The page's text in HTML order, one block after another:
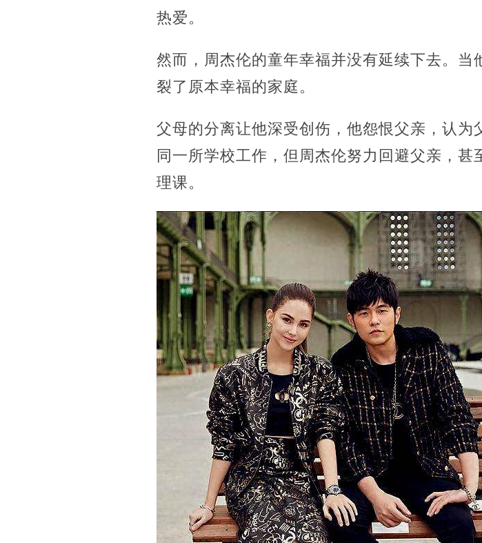
热爱。
然而，周杰伦的童年幸福并没有延续下去。
裂了原本幸福的家庭。
父母的分离让他深受创伤，他怨恨父亲，认
同一所学校工作，但周杰伦努力回避父亲，
理课。